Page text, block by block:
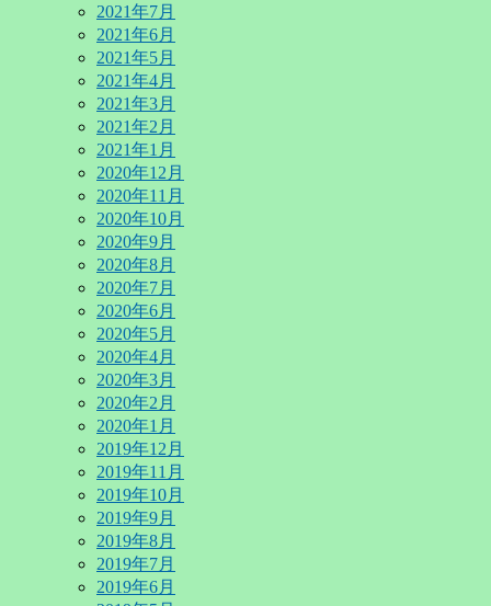
2021年7月
2021年6月
2021年5月
2021年4月
2021年3月
2021年2月
2021年1月
2020年12月
2020年11月
2020年10月
2020年9月
2020年8月
2020年7月
2020年6月
2020年5月
2020年4月
2020年3月
2020年2月
2020年1月
2019年12月
2019年11月
2019年10月
2019年9月
2019年8月
2019年7月
2019年6月